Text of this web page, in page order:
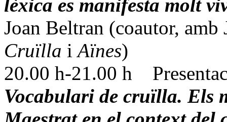
lèxica es manifesta molt
Joan Beltran (coautor, amb
Cruïlla iAïnes)
20.00 h-21.00 h
Vocabulari de cruïlla. Els